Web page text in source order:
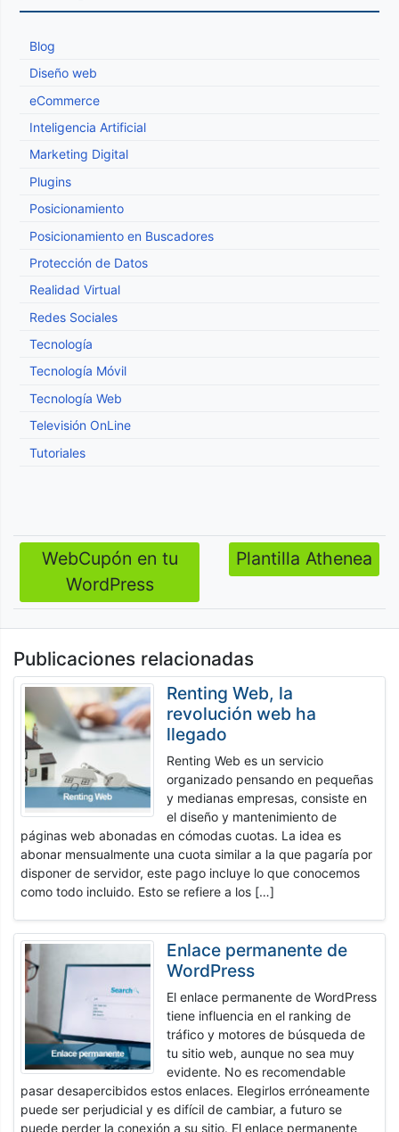
Blog
Diseño web
eCommerce
Inteligencia Artificial
Marketing Digital
Plugins
Posicionamiento
Posicionamiento en Buscadores
Protección de Datos
Realidad Virtual
Redes Sociales
Tecnología
Tecnología Móvil
Tecnología Web
Televisión OnLine
Tutoriales
Navegación
de
entradas
WebCupón en tu
WordPress
Plantilla Athenea
Publicaciones relacionadas
Renting Web, la
revolución web ha
llegado
Renting Web es un servicio
organizado pensando en pequeñas
y medianas empresas, consiste en
el diseño y mantenimiento de
páginas web abonadas en cómodas cuotas. La idea es
abonar mensualmente una cuota similar a la que pagaría por
disponer de servidor, este pago incluye lo que conocemos
como todo incluido. Esto se refiere a los […]
Enlace permanente de
WordPress
El enlace permanente de WordPress
tiene influencia en el ranking de
tráfico y motores de búsqueda de
tu sitio web, aunque no sea muy
evidente. No es recomendable
pasar desapercibidos estos enlaces. Elegirlos erróneamente
puede ser perjudicial y es difícil de cambiar, a futuro se
puede perder la conexión a su sitio. El enlace permanente